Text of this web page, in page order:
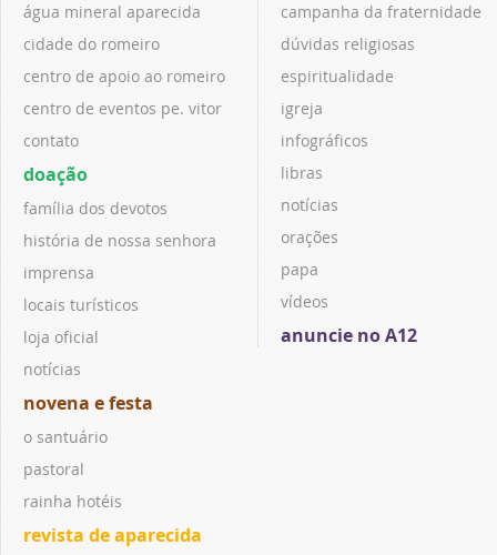
água mineral aparecida
cidade do romeiro
centro de apoio ao romeiro
centro de eventos pe. vitor
contato
doação
família dos devotos
história de nossa senhora
imprensa
locais turísticos
loja oficial
notícias
novena e festa
o santuário
pastoral
rainha hotéis
revista de aparecida
campanha da fraternidade
dúvidas religiosas
espiritualidade
igreja
infográficos
libras
notícias
orações
papa
vídeos
anuncie no A12